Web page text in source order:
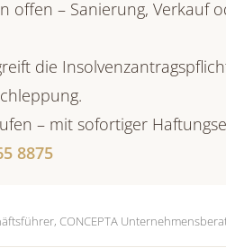
offen – Sanierung, Verkauf
die
– mit sofortiger
8875
CONCEPTA